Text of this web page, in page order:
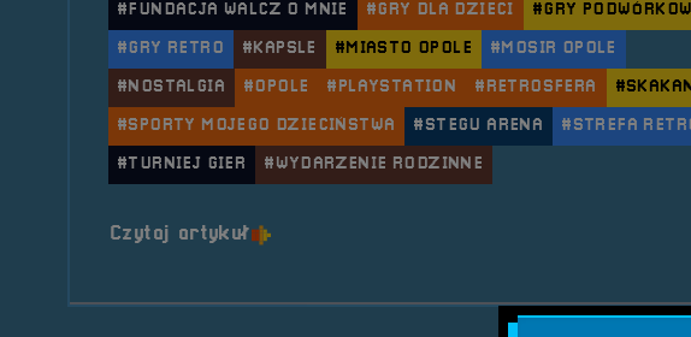
#FUNDACJA WALCZ O MNIE #GRY DLA DZIECI #GRY
#GRY RETRO #KAPSLE #MIASTO OPOLE #MOSIR OPOLE
#NOSTALGIA #OPOLE #PLAYSTATION #RETROSFERA
#SPORTY MOJEGO DZIECIŃSTWA #STEGU ARENA #STREFA
#TURNIEJ GIER #WYDARZENIE RODZINNE
Czytaj artykuło tytule 2019.06.09 Mobilna RetroSfera na